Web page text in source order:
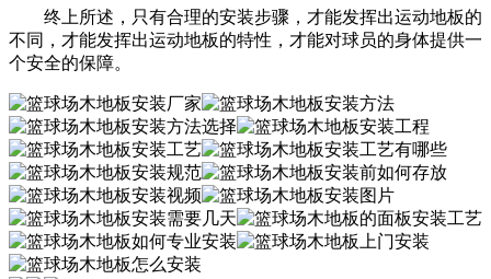
终上所述，只有合理的安装步骤，才能发挥出运动地板的
不同，才能发挥出运动地板的特性，才能对球员的身体提供一
个安全的保障。